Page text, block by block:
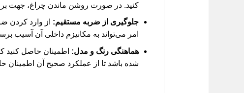
کنید. در صورت روشن ماندن چراغ، جهت
جلوگیری از ضربه مستقیم: از وارد کردن
امر می‌تواند به مکانیزم داخلی آن آسیب
هماهنگی رنگ و مدل:
شده باشد تا از عملکرد صحیح آن اطمینان